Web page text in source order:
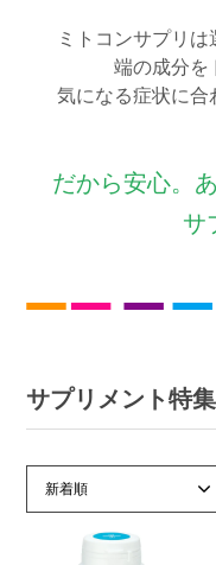
ミトコンサプリ
端の成分を
気になる症状に合
だから安心。
サ
サプリメント特集
価格が安い順
価格が高い順
新着順
人気順